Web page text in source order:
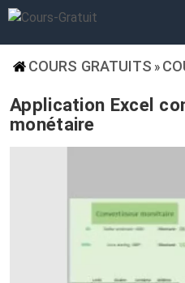
COURS GRATUITS »
Application Excel
monétaire